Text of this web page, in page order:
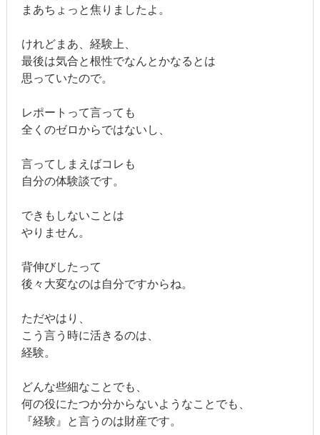
まあちょっと焦りましたよ。
けれどまあ、経験上、
最後は気合と根性でなんとかなるとは
思っていたので。
レポートって言っても
全くのゼロからではないし、
言ってしまえばコレも
自分の体験談です。
できもしないことは
やりません。
背伸びしたって
後々大変なのは自分ですからね。
ただやはり、
こう言う時に活きるのは、
経験。
どんな些細なことでも、
何の役にたつか分からないようなことでも、
『経験』と言うのは財産です。